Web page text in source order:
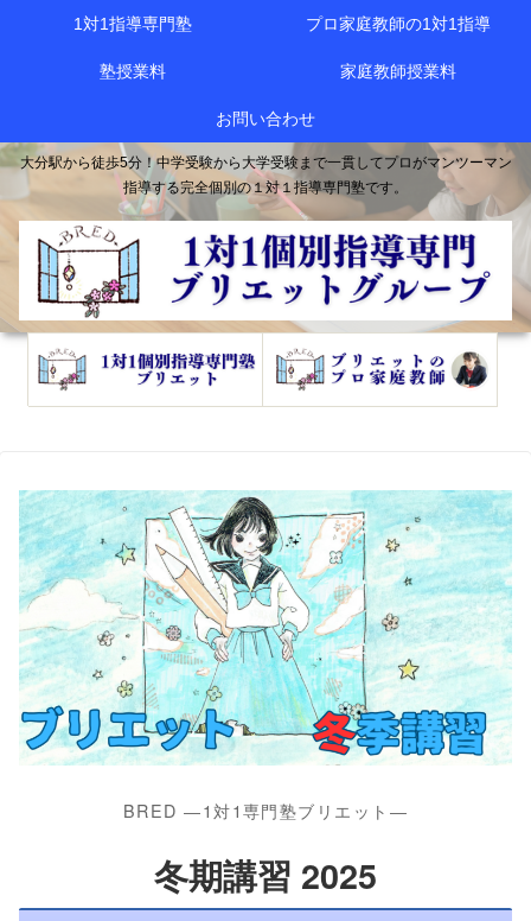
大分駅から徒歩5分！中学受験から大学受験まで一貫してプロがマンツーマン
指導する完全個別の１対１指導専門塾です。
1対1指導専門塾 プロ家庭教師の1対1指導
塾授業料 家庭教師授業料
お問い合わせ
BRED ―1対1専門塾ブリエット―
冬期講習 2025